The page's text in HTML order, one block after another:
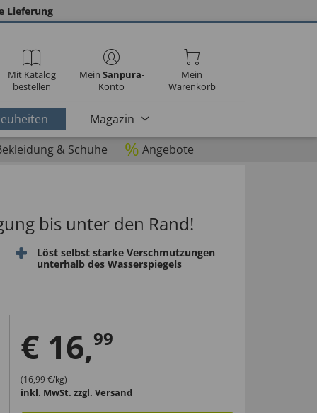
Lieferung
Mit Katalog
bestellen
Mein Sanpura-
Konto
Mein
Warenkorb
Magazin
& Schuhe % Angebote
bis unter den Rand!
Löst selbst starke Verschmutzungen
unterhalb des Wasserspiegels
€ 16,99
(16,99 €/kg)
inkl. MwSt. zzgl. Versand